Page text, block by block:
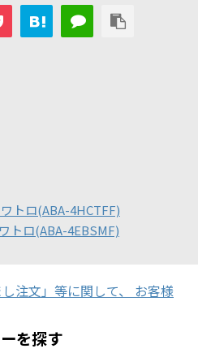
トロ(ABA-4HCTFF)
トロ(ABA-4EBSMF)
注文」等に関して、 お客様
を探す